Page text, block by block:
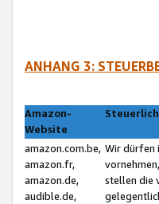
ANHANG 3:
Amazon-
Website
amazon.com.be,
amazon.fr,
amazon.de,
audible.de,
Wir dürfen
stellen die